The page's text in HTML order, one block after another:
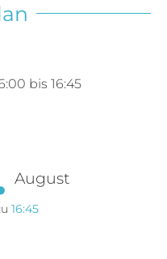
bis 16:45
August
16:45